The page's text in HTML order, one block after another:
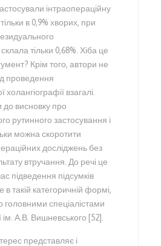
інтраопераційну
в 0,9% хворих, при
тільки 0,68%. Хіба це
Крім того, автори не
проведення
холангіографії взагалі.
висновку про
рутинного застосування і
можна скоротити
досліджень без
втручання. До речі це
підведення підсумків
в такій категоричній формі,
головними спеціалістами
ім. А.В. Вишневського [52].
представляє і